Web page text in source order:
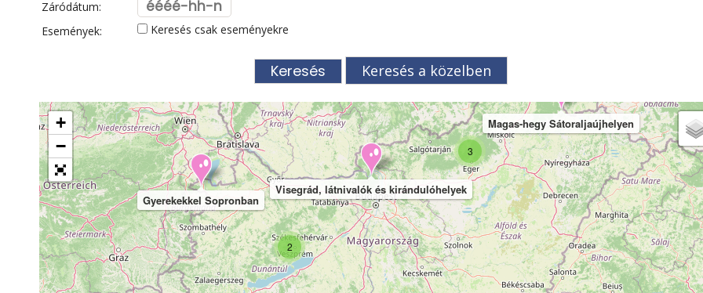
Záródátum:
Események:
Keresés csak eseményekre
Keresés a közelben
3
2
Magas-hegy Sátoraljaújhelyen
Visegrád, látnivalók és kirándulóhelyek
Gyerekekkel Sopronban
+
−